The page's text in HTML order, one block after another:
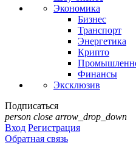
Экономика
Бизнес
Транспорт
Энергетика
Крипто
Финансы
Эксклюзив
Подписаться
person close arrow_drop_down
Вход Регистрация
Обратная связь